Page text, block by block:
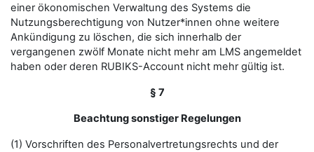
einer ökonomischen Verwaltung des Systems die
Nutzungsberechtigung von Nutzer*innen ohne weitere
Ankündigung zu löschen, die sich innerhalb der
vergangenen zwölf Monate nicht mehr am LMS angemeldet
haben oder deren RUBIKS-Account nicht mehr gültig ist.
§ 7
Beachtung sonstiger Regelungen
(1) Vorschriften des Personalvertretungsrechts und der